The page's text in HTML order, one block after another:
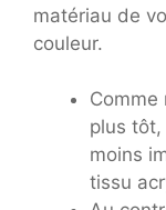
matériau de
couleur.
Comme
plus
moins
tissu